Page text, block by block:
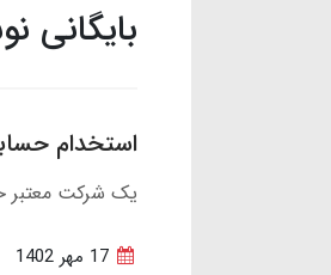
بایگانی
استخدام
یک شرکت معتبر
17 مهر 1402